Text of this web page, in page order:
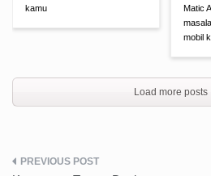
kamu
Matic
mobil
Load more posts
Post